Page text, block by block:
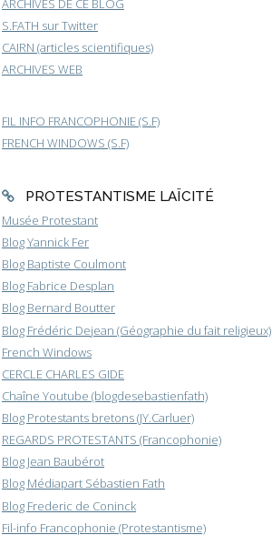
ARCHIVES DE CE BLOG
S.FATH sur Twitter
CAIRN (articles scientifiques)
ARCHIVES WEB
FIL INFO FRANCOPHONIE (S.F)
FRENCH WINDOWS (S.F)
PROTESTANTISME LAÏCITÉ
Musée Protestant
Blog Yannick Fer
Blog Baptiste Coulmont
Blog Fabrice Desplan
Blog Bernard Boutter
Blog Frédéric Dejean (Géographie du fait religieux)
French Windows
CERCLE CHARLES GIDE
Chaîne Youtube (blogdesebastienfath)
Blog Protestants bretons (JY.Carluer)
REGARDS PROTESTANTS (Francophonie)
Blog Jean Baubérot
Blog Médiapart Sébastien Fath
Blog Frederic de Coninck
Fil-info Francophonie (Protestantisme)